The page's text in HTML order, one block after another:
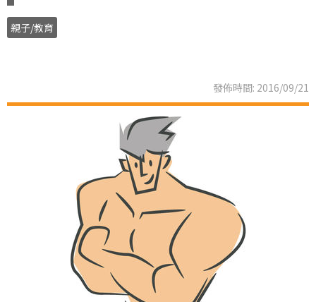
親子/教育
發佈時間: 2016/09/21